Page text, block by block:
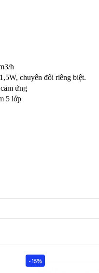
h
chuyển đổi riêng biệt.
ứng
5 lớp
- 15%